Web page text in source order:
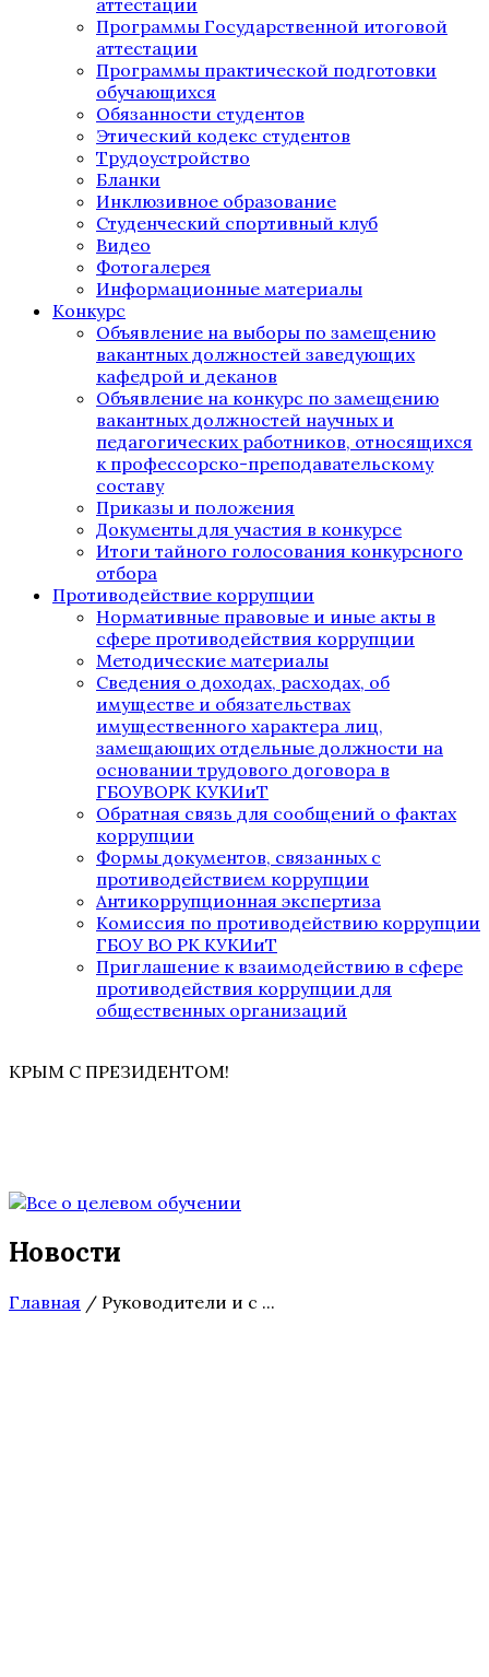
аттестации
Программы Государственной итоговой
аттестации
Программы практической подготовки
обучающихся
Обязанности студентов
Этический кодекс студентов
Трудоустройство
Бланки
Инклюзивное образование
Студенческий спортивный клуб
Видео
Фотогалерея
Информационные материалы
Конкурс
Объявление на выборы по замещению
вакантных должностей заведующих
кафедрой и деканов
Объявление на конкурс по замещению
вакантных должностей научных и
педагогических работников, относящихся
к профессорско-преподавательскому
составу
Приказы и положения
Документы для участия в конкурсе
Итоги тайного голосования конкурсного
отбора
Противодействие коррупции
Нормативные правовые и иные акты в
сфере противодействия коррупции
Методические материалы
Сведения о доходах, расходах, об
имуществе и обязательствах
имущественного характера лиц,
замещающих отдельные должности на
основании трудового договора в
ГБОУВОРК КУКИиТ
Обратная связь для сообщений о фактах
коррупции
Формы документов, связанных с
противодействием коррупции
Антикоррупционная экспертиза
Комиссия по противодействию коррупции
ГБОУ ВО РК КУКИиТ
Приглашение к взаимодействию в сфере
противодействия коррупции для
общественных организаций
КРЫМ С ПРЕЗИДЕНТОМ!
Новости
Главная / Руководители и с ...